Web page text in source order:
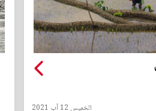
الخميس 12 آب 2021